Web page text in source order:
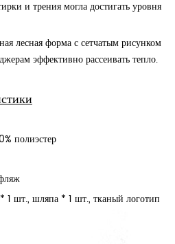
и трения могла достигать уровня
лесная форма с сетчатым рисунком
эффективно рассеивать тепло.
полиэстер
1 шт., шляпа * 1 шт., тканый логотип